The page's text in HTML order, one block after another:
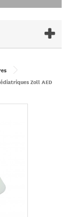
Zoll AED